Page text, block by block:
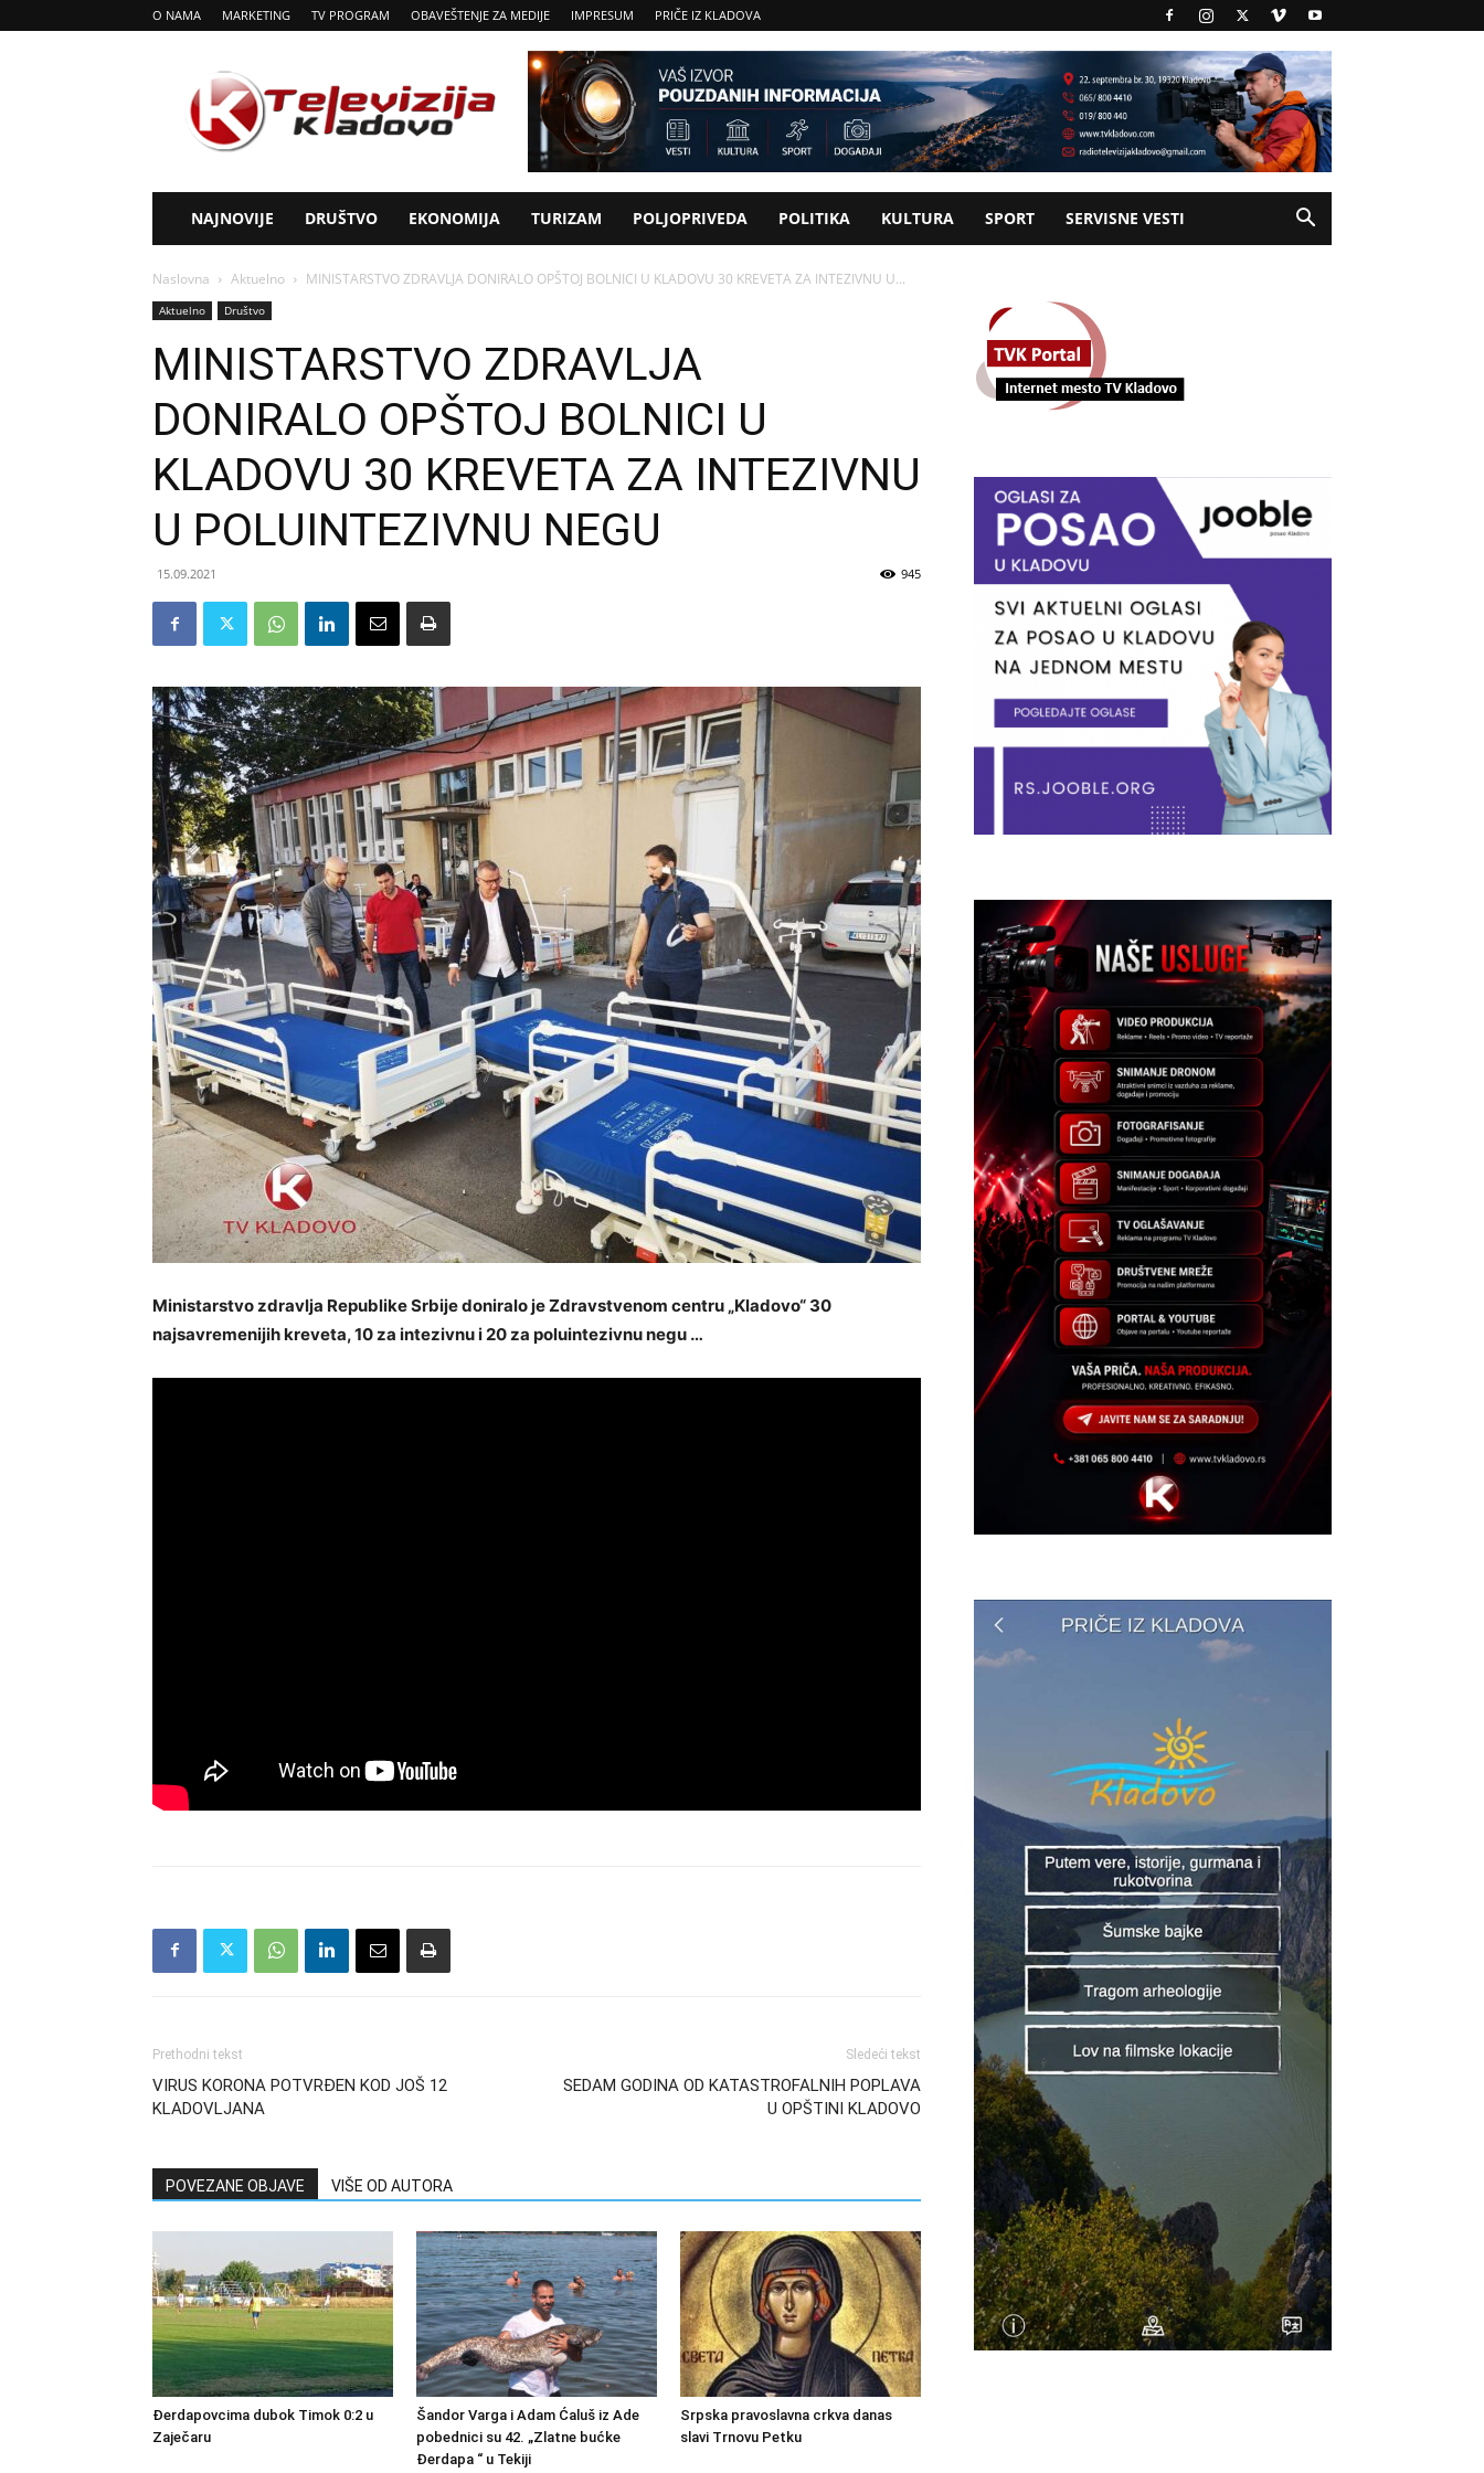
O NAMA MARKETING TV PROGRAM OBAVEŠTENJE ZA MEDIJE IMPRESUM PRIČE IZ KLADOVA
Tv
Kladovo
NAJNOVIJE DRUŠTVO EKONOMIJA TURIZAM POLJOPRIVEDA POLITIKA KULTURA SPORT SERVISNE VESTI
Naslovna Aktuelno MINISTARSTVO ZDRAVLJA DONIRALO OPŠTOJ BOLNICI U KLADOVU 30 KREVETA ZA INTEZIVNU U...
Aktuelno Društvo
MINISTARSTVO ZDRAVLJA
DONIRALO OPŠTOJ BOLNICI U
KLADOVU 30 KREVETA ZA INTEZIVNU
U POLUINTEZIVNU NEGU
15.09.2021 945
Ministarstvo zdravlja Republike Srbije doniralo je Zdravstvenom centru „Kladovo“ 30
najsavremenijih kreveta, 10 za intezivnu i 20 za poluintezivnu negu …
Prethodni tekst
VIRUS KORONA POTVRĐEN KOD JOŠ 12
KLADOVLJANA
Sledeći tekst
SEDAM GODINA OD KATASTROFALNIH POPLAVA
U OPŠTINI KLADOVO
POVEZANE OBJAVE VIŠE OD AUTORA
Đerdapovcima dubok Timok 0:2 u
Zaječaru
Šandor Varga i Adam Ćaluš iz Ade
pobednici su 42. „Zlatne bućke
Đerdapa “ u Tekiji
Srpska pravoslavna crkva danas
slavi Trnovu Petku